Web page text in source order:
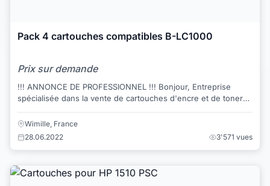
Pack 4 cartouches compatibles B-LC1000
Prix sur demande
!!! ANNONCE DE PROFESSIONNEL !!! Bonjour, Entreprise
spécialisée dans la vente de cartouches d'encre et de toners
pour imprimantes, je vo...
Wimille, France
28.06.2022
3'571 vues